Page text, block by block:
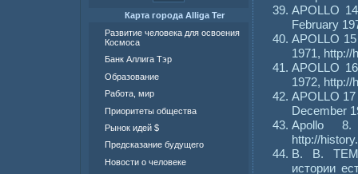
Карта города Alliga Ter
Развитие человека для освоения
Космоса
Банк Аллига Тэр
Образование
Работа, мир
Приоритеты общества
Рынок идей $
Предсказание будущего
Новости о человеке
APOLLO
February
APOLLO
1971, http://
APOLLO
1972, http://
APOLLO
December
Apollo
http://
В. В.
истории